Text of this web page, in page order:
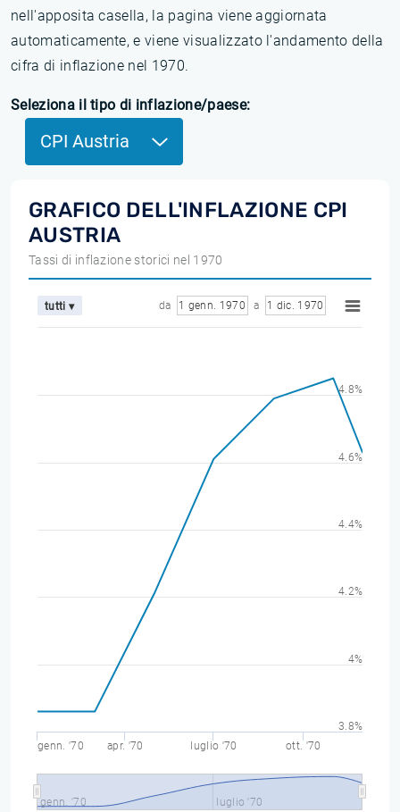
nell'apposita casella, la pagina viene aggiornata
automaticamente, e viene visualizzato l'andamento della
cifra di inflazione nel 1970.
Seleziona il tipo di inflazione/paese:
CPI Austria
GRAFICO DELL'INFLAZIONE CPI
AUSTRIA
Tassi di inflazione storici nel 1970
tutti ▾ da 1 genn. 1970 a 1 dic. 1970
genn. '70 apr. '70 luglio '70 ott. '70
genn. '70 luglio '70
3.8%
4%
4.2%
4.4%
4.6%
4.8%